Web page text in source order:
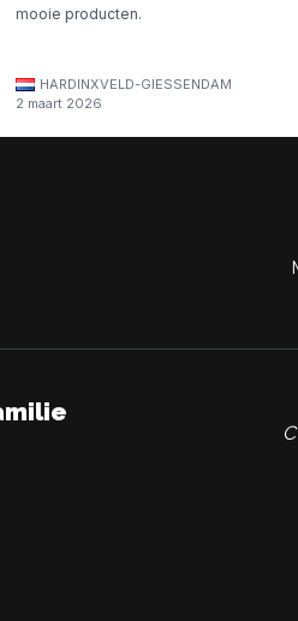
mooie producten.
HARDINXVELD-GIESSENDAM
2 maart 2026